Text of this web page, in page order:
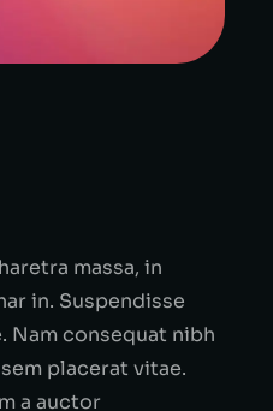
massa, in
in. Suspendisse
Nam consequat nibh
placerat vitae.
a auctor